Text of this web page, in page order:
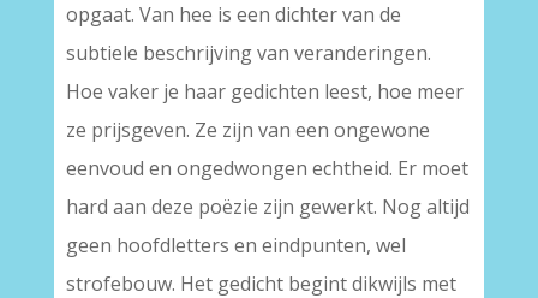
opgaat. Van hee is een dichter van de
subtiele beschrijving van veranderingen.
Hoe vaker je haar gedichten leest, hoe meer
ze prijsgeven. Ze zijn van een ongewone
eenvoud en ongedwongen echtheid. Er moet
hard aan deze poëzie zijn gewerkt. Nog altijd
geen hoofdletters en eindpunten, wel
strofebouw. Het gedicht begint dikwijls met